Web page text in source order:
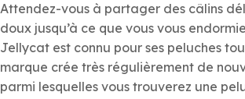
Attendez-vous à partager des câlins
doux jusqu’à ce que vous vous
Jellycat est connu pour ses peluches
marque crée très régulièrement de
parmi lesquelles vous trouverez une